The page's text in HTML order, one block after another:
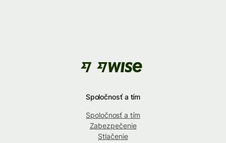
Spoločnosť a tím
Spoločnosť a tím
Zabezpečenie
Stlačenie